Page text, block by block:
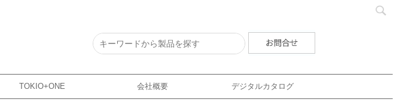
TOKIO+ONE 会社概要 デジタルカタログ